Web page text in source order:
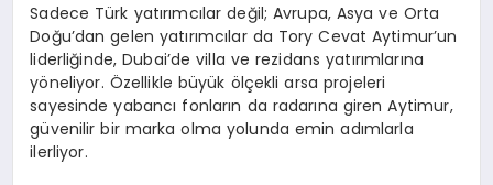
Sadece Türk yatırımcılar değil; Avrupa, Asya ve Orta
Doğu’dan gelen yatırımcılar da Tory Cevat Aytimur’un
liderliğinde, Dubai’de villa ve rezidans yatırımlarına
yöneliyor. Özellikle büyük ölçekli arsa projeleri
sayesinde yabancı fonların da radarına giren Aytimur,
güvenilir bir marka olma yolunda emin adımlarla
ilerliyor.